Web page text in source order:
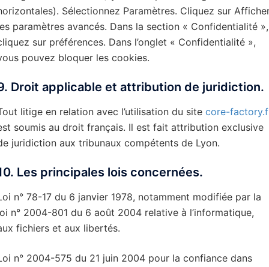
Sélectionnez Paramètres. Cliquez sur
paramètres avancés. Dans la section « Confidentialité »,
sur préférences. Dans l’onglet « Confidentialité »,
pouvez bloquer les cookies.
Droit applicable et attribution de juridiction.
litige en relation avec l’utilisation du site core-
soumis au droit français. Il est fait attribution exclusive
juridiction aux tribunaux compétents de Lyon.
Les principales lois concernées.
n° 78-17 du 6 janvier 1978, notamment modifiée par la
n° 2004-801 du 6 août 2004 relative à l’informatique,
fichiers et aux libertés.
n° 2004-575 du 21 juin 2004 pour la confiance dans